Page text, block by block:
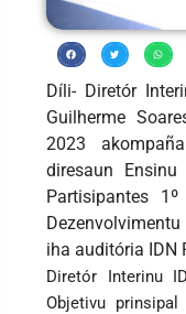
Díli- Diretór
Guilherme
2023
diresaun
Partisipantes
iha auditória IDN
Diretór Interinu
Objetivu prinsipal